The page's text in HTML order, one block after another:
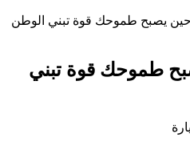
حين يصبح طموحك قوة تبني الوطن
طموحك قوة تبني